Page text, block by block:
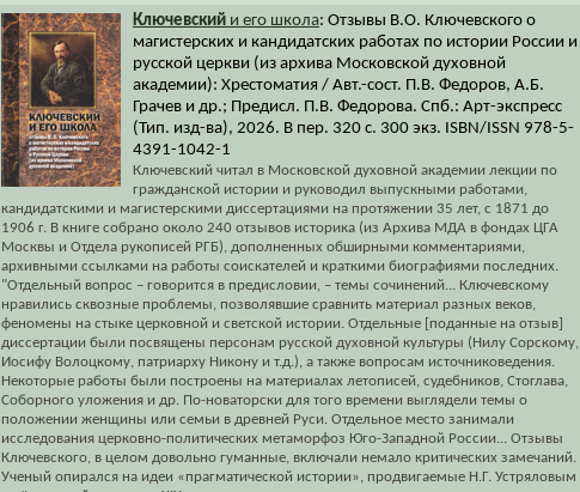
Ключевский и его школа: Отзывы В.О. Ключевского о
магистерских и кандидатских работах по истории России и
русской церкви (из архива Московской духовной
академии): Хрестоматия / Авт.-сост. П.В. Федоров, А.Б.
Грачев и др.; Предисл. П.В. Федорова. Спб.: Арт-экспресс
(Тип. изд-ва), 2026. В пер. 320 с. 300 экз. ISBN/ISSN 978-5-
4391-1042-1
Ключевский читал в Московской духовной академии лекции по
гражданской истории и руководил выпускными работами,
кандидатскими и магистерскими диссертациями на протяжении 35 лет, с 1871 до
1906 г. В книге собрано около 240 отзывов историка (из Архива МДА в фондах ЦГА
Москвы и Отдела рукописей РГБ), дополненных обширными комментариями,
архивными ссылками на работы соискателей и краткими биографиями последних.
"Отдельный вопрос – говорится в предисловии, – темы сочинений... Ключевскому
нравились сквозные проблемы, позволявшие сравнить материал разных веков,
феномены на стыке церковной и светской истории. Отдельные [поданные на отзыв]
диссертации были посвящены персонам русской духовной культуры (Нилу Сорскому,
Иосифу Волоцкому, патриарху Никону и т.д.), а также вопросам источниковедения.
Некоторые работы были построены на материалах летописей, судебников, Стоглава,
Соборного уложения и др. По-новаторски для того времени выглядели темы о
положении женщины или семьи в древней Руси. Отдельное место занимали
исследования церковно-политических метаморфоз Юго-Западной России... Отзывы
Ключевского, в целом довольно гуманные, включали немало критических замечаний.
Ученый опирался на идеи «прагматической истории», продвигаемые Н.Г. Устряловым